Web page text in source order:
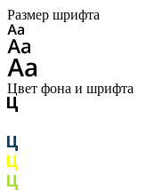
Размер шрифта
Цвет фона и шрифта